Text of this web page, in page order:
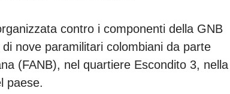
contro i componenti della GNB
nove paramilitari colombiani da parte
(FANB), nel quartiere Escondito 3, nella
paese.